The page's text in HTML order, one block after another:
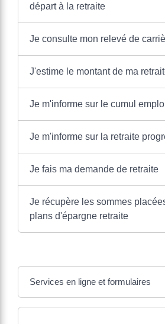
départ à la retraite
Je consulte mon relevé de
J'estime le montant de ma
Je m'informe sur le cumul
Je m'informe sur la retraite
Je fais ma demande de retraite
Je récupère les sommes
plans d'épargne retraite
Services en ligne et formulaires